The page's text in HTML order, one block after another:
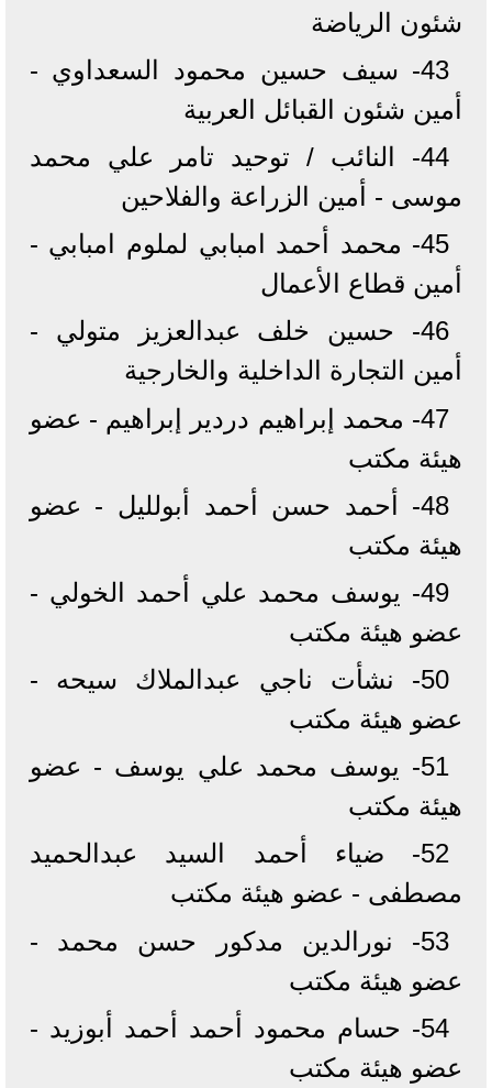
شئون الرياضة
43- سيف حسين محمود السعداوي -
أمين شئون القبائل العربية
44- النائب / توحيد تامر علي محمد
موسى - أمين الزراعة والفلاحين
45- محمد أحمد امبابي لملوم امبابي -
أمين قطاع الأعمال
46- حسين خلف عبدالعزيز متولي -
أمين التجارة الداخلية والخارجية
47- محمد إبراهيم دردير إبراهيم - عضو
هيئة مكتب
48- أحمد حسن أحمد أبولليل - عضو
هيئة مكتب
49- يوسف محمد علي أحمد الخولي -
عضو هيئة مكتب
50- نشأت ناجي عبدالملاك سيحه -
عضو هيئة مكتب
51- يوسف محمد علي يوسف - عضو
هيئة مكتب
52- ضياء أحمد السيد عبدالحميد
مصطفى - عضو هيئة مكتب
53- نورالدين مدكور حسن محمد -
عضو هيئة مكتب
54- حسام محمود أحمد أحمد أبوزيد -
عضو هيئة مكتب